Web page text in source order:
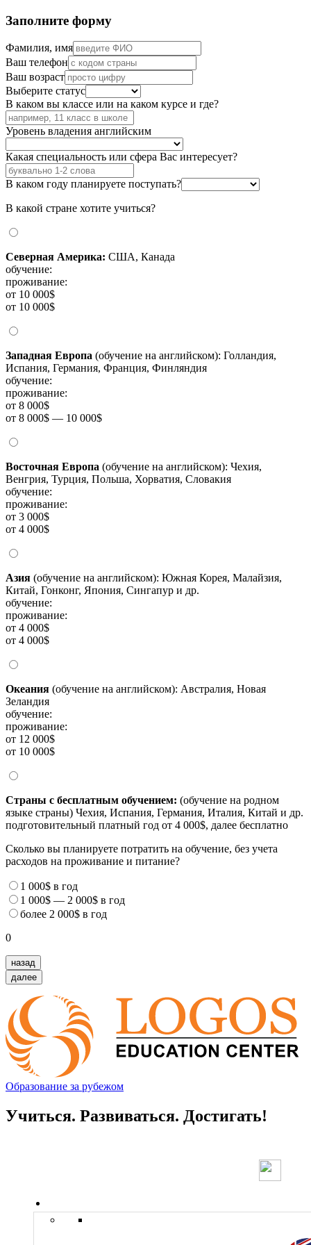
Заполните форму
Фамилия, имя
Ваш телефон
Ваш возраст
Выберите статус
В каком вы классе или на каком курсе и где?
Уровень владения английским
Какая специальность или сфера Вас интересует?
В каком году планируете поступать?
В какой стране хотите учиться?
Северная Америка: США, Канада
обучение:
проживание:
от 10 000$
от 10 000$
Западная Европа (обучение на английском): Голландия,
Испания, Германия, Франция, Финляндия
обучение:
проживание:
от 8 000$
от 8 000$ — 10 000$
Восточная Европа (обучение на английском): Чехия,
Венгрия, Турция, Польша, Хорватия, Словакия
обучение:
проживание:
от 3 000$
от 4 000$
Азия (обучение на английском): Южная Корея, Малайзия,
Китай, Гонконг, Япония, Сингапур и др.
обучение:
проживание:
от 4 000$
от 4 000$
Океания (обучение на английском): Австралия, Новая
Зеландия
обучение:
проживание:
от 12 000$
от 10 000$
Страны с бесплатным обучением: (обучение на родном
языке страны) Чехия, Испания, Германия, Италия, Китай и др.
подготовительный платный год от 4 000$, далее бесплатно
Сколько вы планируете потратить на обучение, без учета
расходов на проживание и питание?
1 000$ в год
1 000$ — 2 000$ в год
более 2 000$ в год
0
назад
далее
Образование за рубежом
Учиться. Развиваться. Достигать!